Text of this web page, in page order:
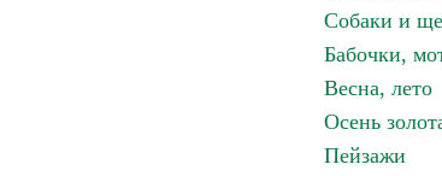
Собаки и
Бабочки,
Весна, лето
Осень
Пейзажи